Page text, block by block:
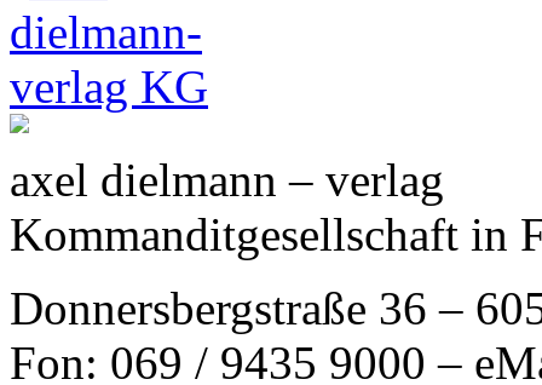
axel dielmann – verlag
Kommanditgesellschaft in
Donnersbergstraße 36 –
Fon: 069 / 9435 9000 –